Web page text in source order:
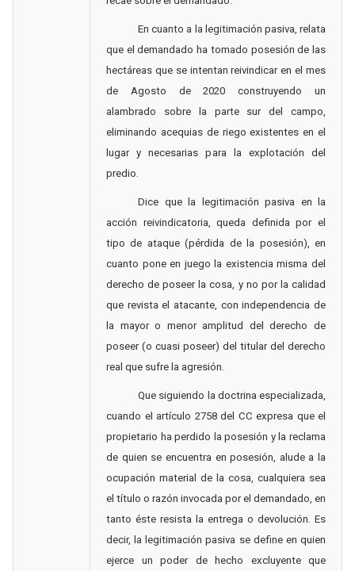
En cuanto a la legitimación pasiva, relata
que el demandado ha tomado posesión de las
hectáreas que se intentan reivindicar en el mes
de Agosto de 2020 construyendo un
alambrado sobre la parte sur del campo,
eliminando acequias de riego existentes en el
lugar y necesarias para la explotación del
predio.
Dice que la legitimación pasiva en la
acción reivindicatoria, queda definida por el
tipo de ataque (pérdida de la posesión), en
cuanto pone en juego la existencia misma del
derecho de poseer la cosa, y no por la calidad
que revista el atacante, con independencia de
la mayor o menor amplitud del derecho de
poseer (o cuasi poseer) del titular del derecho
real que sufre la agresión.
Que siguiendo la doctrina especializada,
cuando el artículo 2758 del CC expresa que el
propietario ha perdido la posesión y la reclama
de quien se encuentra en posesión, alude a la
ocupación material de la cosa, cualquiera sea
el título o razón invocada por el demandado, en
tanto éste resista la entrega o devolución. Es
decir, la legitimación pasiva se define en quien
ejerce un poder de hecho excluyente que